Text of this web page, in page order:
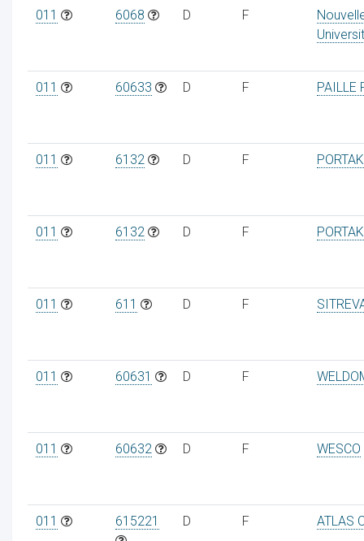
011 6068 D F
011 60633 D F PAILLE
011 6132 D F
011 6132 D F
011 611 D F
011 60631 D F
011 60632 D F WESCO
011 615221 D F ATLAS